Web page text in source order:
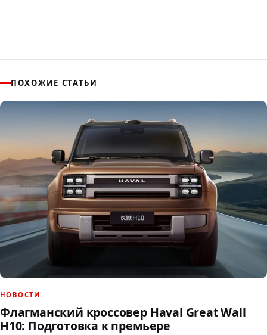
ПОХОЖИЕ СТАТЬИ
НОВОСТИ
Флагманский кроссовер Haval Great Wall
H10: Подготовка к премьере